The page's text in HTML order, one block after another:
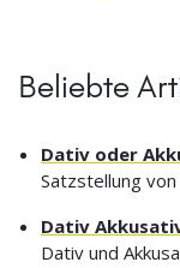
Beliebte
Dativ oder
Satzstellung
Dativ
Dativ und